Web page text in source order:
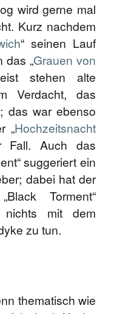
wird gerne mal
Kurz nachdem
“ seinen Lauf
das „Grauen von
stehen alte
Verdacht, das
das war ebenso
„Hochzeitsnacht
Fall. Auch das
suggeriert ein
dabei hat der
Torment“
nichts mit dem
zu tun.
thematisch wie